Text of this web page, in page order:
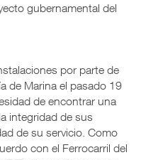
gubernamental del
por parte de
de Marina el pasado 19
de encontrar una
integridad de sus
de su servicio. Como
con el Ferrocarril del